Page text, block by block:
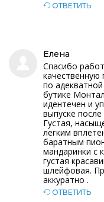
ОТВЕТИТЬ
Елена
Спасибо
по
бутике
идентечен и
выпуске после
Густая,
легким
баратным
мандаринки с
густая
шлейфовая.
аккуратно .
ОТВЕТИТЬ